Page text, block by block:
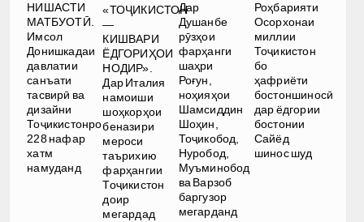
НИШАСТИ
МАТБУОТӢ.
Имсол
Донишкадаи
давлатии
санъати
тасвирӣ ва
дизайни
Тоҷикистонро
228 нафар
хатм
намуданд
«ТОҶИКИСТОН
—
КИШВАРИ
ЁДГОРИҲОИ
НОДИР».
Дар Италия
намоиши
шоҳкорҳои
беназири
мероси
таърихию
фарҳангии
Тоҷикистон
доир
мегардад
Дар
Душанбе
рӯзҳои
фарҳанги
шаҳри
Роғун,
ноҳияҳои
Шамсиддин
Шоҳин,
Тоҷикобод,
Нуробод,
Муъминобод
ва Варзоб
баргузор
мегарданд
Роҳбарияти
Осорхонаи
миллии
Тоҷикистон
бо
ҳафриёти
бостоншиносӣ
дар ёдгории
бостонии
Сайёд
шинос шуд